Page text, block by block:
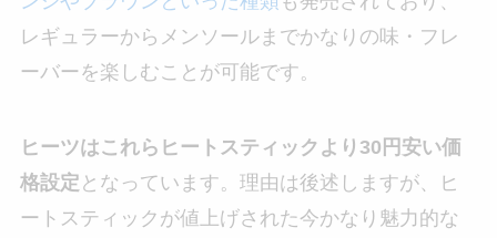
レギュラーからメンソールまでかなりの味・フレ
ーバーを楽しむことが可能です。
ヒーツはこれらヒートスティックより30円安い価
格設定 となっています。理由は後述しますが、ヒ
ートスティックが値上げされた今かなり魅力的な